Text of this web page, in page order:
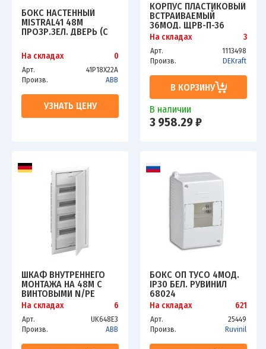
БОКС НАСТЕННЫЙ
MISTRAL41 48М
ПРОЗР.ЗЕЛ. ДВЕРЬ (С
1SPE007717F0721
На складах 0
Арт.
41P18X22A
Произв.
ABB
УЗНАТЬ ЦЕНУ
КОРПУС ПЛАСТИКОВЫЙ
ВСТРАИВАЕМЫЙ
36МОД. ЩРВ-П-36
50Х36Х10 IP41 SCHE
31007DEK
На складах 3
Арт.
1113498
Произв.
DEKraft
В КОРЗИНУ
В наличии
3 958.29 ₽
ШКАФ ВНУТРЕННЕГО
МОНТАЖА НА 48М С
ВИНТОВЫМИ N/PE
UK648E3 ABB
2CPX077843R9999
На складах 6
Арт.
UK648E3
Произв.
ABB
БОКС ОП ТУСО 4МОД.
IP30 БЕЛ. РУВИНИЛ
68024
На складах 621
Арт.
25449
Произв.
Ruvinil